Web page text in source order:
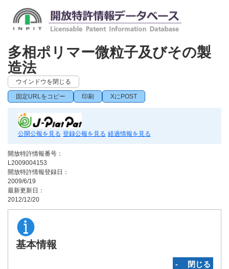
多相ポリマー微粒子及びその製
造法
ウインドウを閉じる
固定URLをコピー 印刷 XにPOST
公開公報を見る 登録公報を見る 経過情報を見る
開放特許情報番号：
L2009004153
開放特許情報登録日：
2009/6/19
最新更新日：
2012/12/20
基本情報
‐ 閉じる